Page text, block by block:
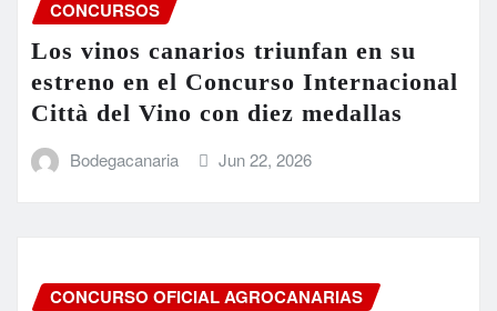
CONCURSOS
Los vinos canarios triunfan en su
estreno en el Concurso Internacional
Città del Vino con diez medallas
Bodegacanaria Jun 22, 2026
CONCURSO OFICIAL AGROCANARIAS